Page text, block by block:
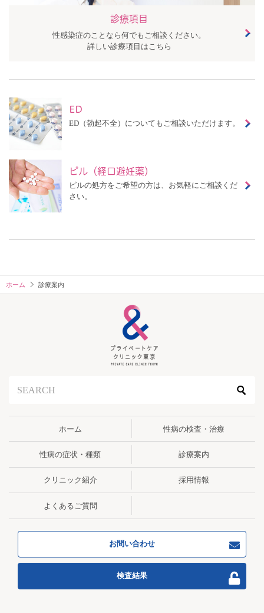
診療項目
性感染症のことなら何でもご相談ください。
詳しい診療項目はこちら
ED
ED（勃起不全）についてもご相談いただけます。
ピル（経口避妊薬）
ピルの処方をご希望の方は、お気軽にご相談くだ
さい。
ホーム 診療案内
ホーム 性病の検査・治療
性病の症状・種類 診療案内
クリニック紹介 採用情報
よくあるご質問
お問い合わせ
検査結果